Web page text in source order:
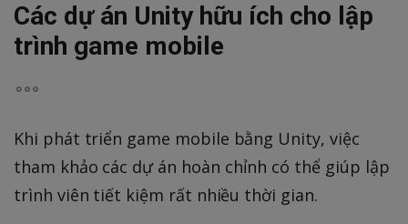
Các dự án Unity hữu ích cho lập
trình game mobile
Khi phát triển game mobile bằng Unity, việc
tham khảo các dự án hoàn chỉnh có thể giúp lập
trình viên tiết kiệm rất nhiều thời gian.